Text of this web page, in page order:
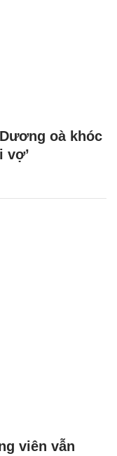
oà khóc
vợ’
viên vẫn